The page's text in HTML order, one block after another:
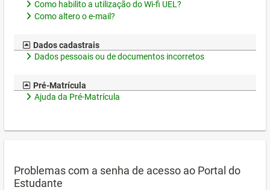
Como habilito a utilização do Wi-fi UEL?
Como altero o e-mail?
Dados cadastrais
Dados pessoais ou de documentos incorretos
Pré-Matrícula
Ajuda da Pré-Matrícula
Problemas com a senha de acesso ao Portal do
Estudante